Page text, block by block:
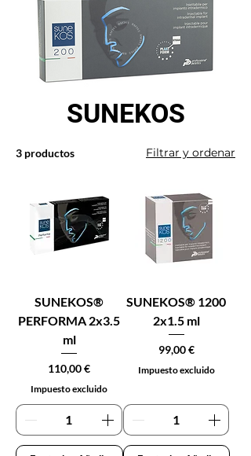
SUNEKOS
3 productos Filtrar y ordenar
SUNEKOS®
PERFORMA 2x3.5
ml
Precio
110,00 €
Impuesto excluido
SUNEKOS® 1200
2x1.5 ml
Precio
99,00 €
Impuesto excluido